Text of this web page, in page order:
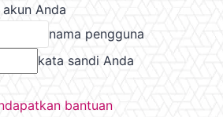
Anda
nama pengguna
kata sandi Anda
bantuan